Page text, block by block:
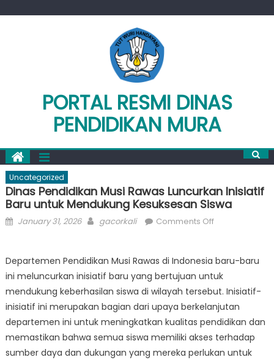
PORTAL RESMI DINAS
PENDIDIKAN MURA
Uncategorized
Dinas Pendidikan Musi Rawas Luncurkan Inisiatif
Baru untuk Mendukung Kesuksesan Siswa
Posted
January 31, 2026 Author
gacorkali Comments Offon
Musi
Rawas
Luncurkan
Inisiatif
Baru
untuk
Mendukung
Departemen Pendidikan Musi Rawas di Indonesia baru-baru
ini meluncurkan inisiatif baru yang bertujuan untuk
mendukung keberhasilan siswa di wilayah tersebut. Inisiatif-
inisiatif ini merupakan bagian dari upaya berkelanjutan
departemen ini untuk meningkatkan kualitas pendidikan dan
memastikan bahwa semua siswa memiliki akses terhadap
sumber daya dan dukungan yang mereka perlukan untuk